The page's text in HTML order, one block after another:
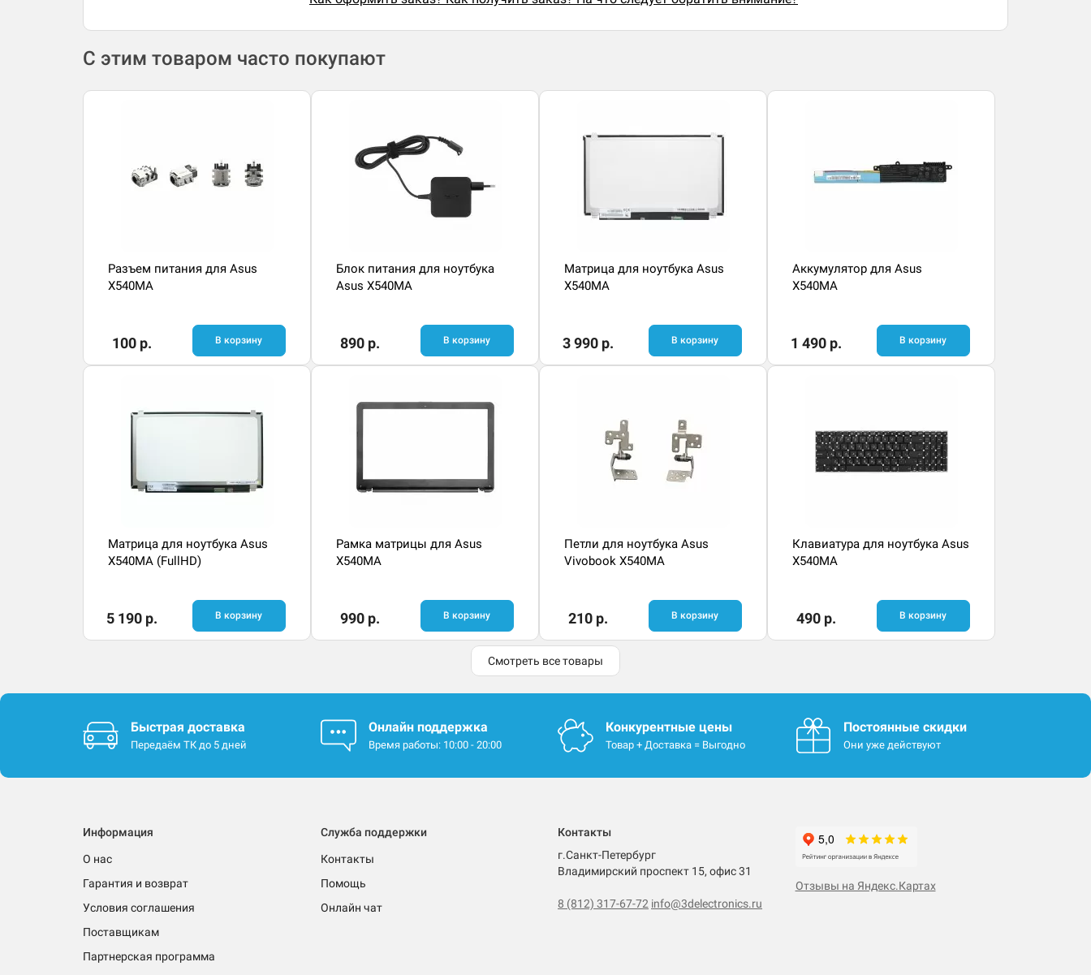
С этим товаром часто покупают
Разъем питания для Asus
X540MA
100 р. В корзину
Блок питания для ноутбука
Asus X540MA
890 р. В корзину
Матрица для ноутбука Asus
X540MA
3 990 р. В корзину
Аккумулятор для Asus
X540MA
1 490 р. В корзину
Матрица для ноутбука Asus
X540MA (FullHD)
5 190 р. В корзину
Рамка матрицы для Asus
X540MA
990 р. В корзину
Петли для ноутбука Asus
Vivobook X540MA
210 р. В корзину
Клавиатура для ноутбука Asus
X540MA
490 р. В корзину
Смотреть все товары
Быстрая доставка
Передаём ТК до 5 дней
Онлайн поддержка
Время работы: 10:00 - 20:00
Конкурентные цены
Товар + Доставка = Выгодно
Постоянные скидки
Они уже действуют
Информация
О нас
Гарантия и возврат
Условия соглашения
Поставщикам
Партнерская программа
Служба поддержки
Контакты
Помощь
Онлайн чат
Контакты
г.Санкт-Петербург
Владимирский проспект 15, офис 31
8 (812) 317-67-72 info@3delectronics.ru
Отзывы на Яндекс.Картах